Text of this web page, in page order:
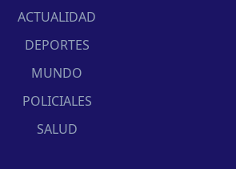
ACTUALIDAD
DEPORTES
MUNDO
POLICIALES
SALUD